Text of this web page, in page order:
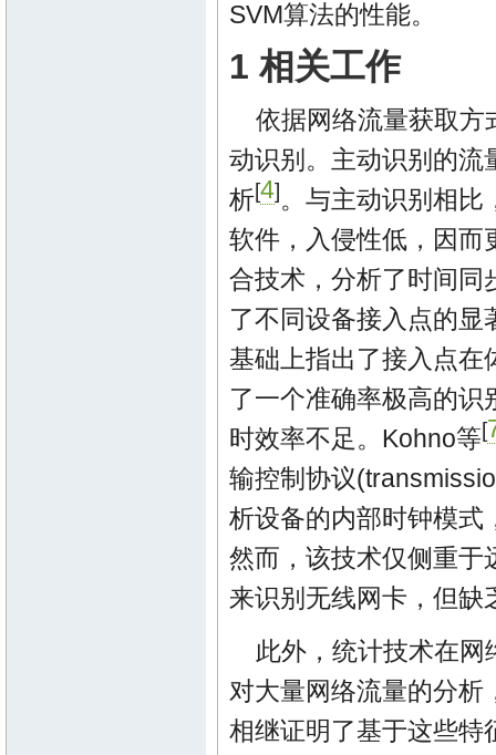
SVM算法的性能。
1 相关工作
依据网络流量获取方
动识别。主动识别的流
析[4]。与主动识别相比
软件，入侵性低，因而
合技术，分析了时间同
了不同设备接入点的
基础上指出了接入点在
了一个准确率极高的
时效率不足。Kohno等[
输控制协议
析设备的内部时钟模式
然而，该技术仅侧重于
来识别无线网卡，但缺
此外，统计技术在
对大量网络流量的分析
相继证明了基于这些特